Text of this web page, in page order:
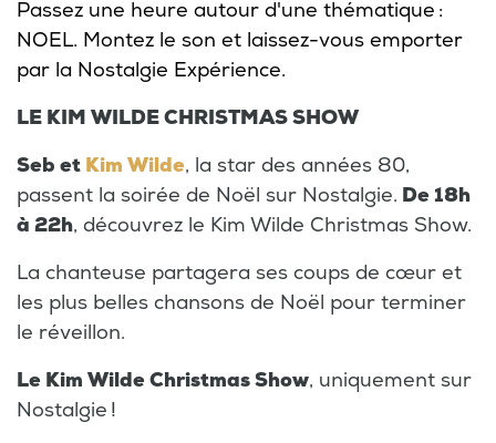
Passez une heure autour d'une thématique :
NOEL. Montez le son et laissez-vous emporter
par la Nostalgie Expérience.
LE KIM WILDE CHRISTMAS SHOW
Seb et Kim Wilde, la star des années 80,
passent la soirée de Noël sur Nostalgie. De 18h
à 22h, découvrez le Kim Wilde Christmas Show.
La chanteuse partagera ses coups de cœur et
les plus belles chansons de Noël pour terminer
le réveillon.
Le Kim Wilde Christmas Show, uniquement sur
Nostalgie !